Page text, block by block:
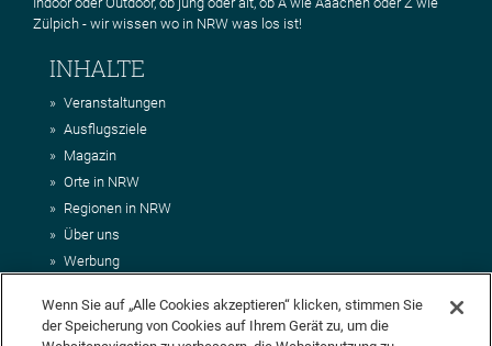
Zülpich - wir wissen wo in NRW was los ist!
INHALTE
Veranstaltungen
Ausflugsziele
Magazin
Orte in NRW
Regionen in NRW
Über uns
Werbung
Impressum
AGB
Wenn Sie auf „Alle Cookies akzeptieren“ klicken, stimmen Sie
der Speicherung von Cookies auf Ihrem Gerät zu, um die